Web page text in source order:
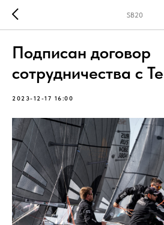
SB20
Подписан договор
сотрудничества с
2023-12-17 16:00